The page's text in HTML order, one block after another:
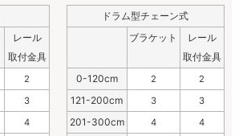
レール
取付金具
2
3
4
ドラム型チェーン式
ブラケット
レール
取付金具
0-120cm
2 2
121-200cm 3 3
201-300cm 4 4